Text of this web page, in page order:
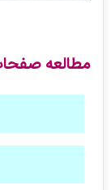
مطالعه